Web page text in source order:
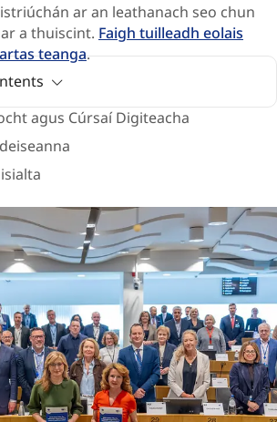
ar an leathanach seo chun
a thuiscint. Faigh tuilleadh eolais
teanga.
agus Cúrsaí Digiteacha